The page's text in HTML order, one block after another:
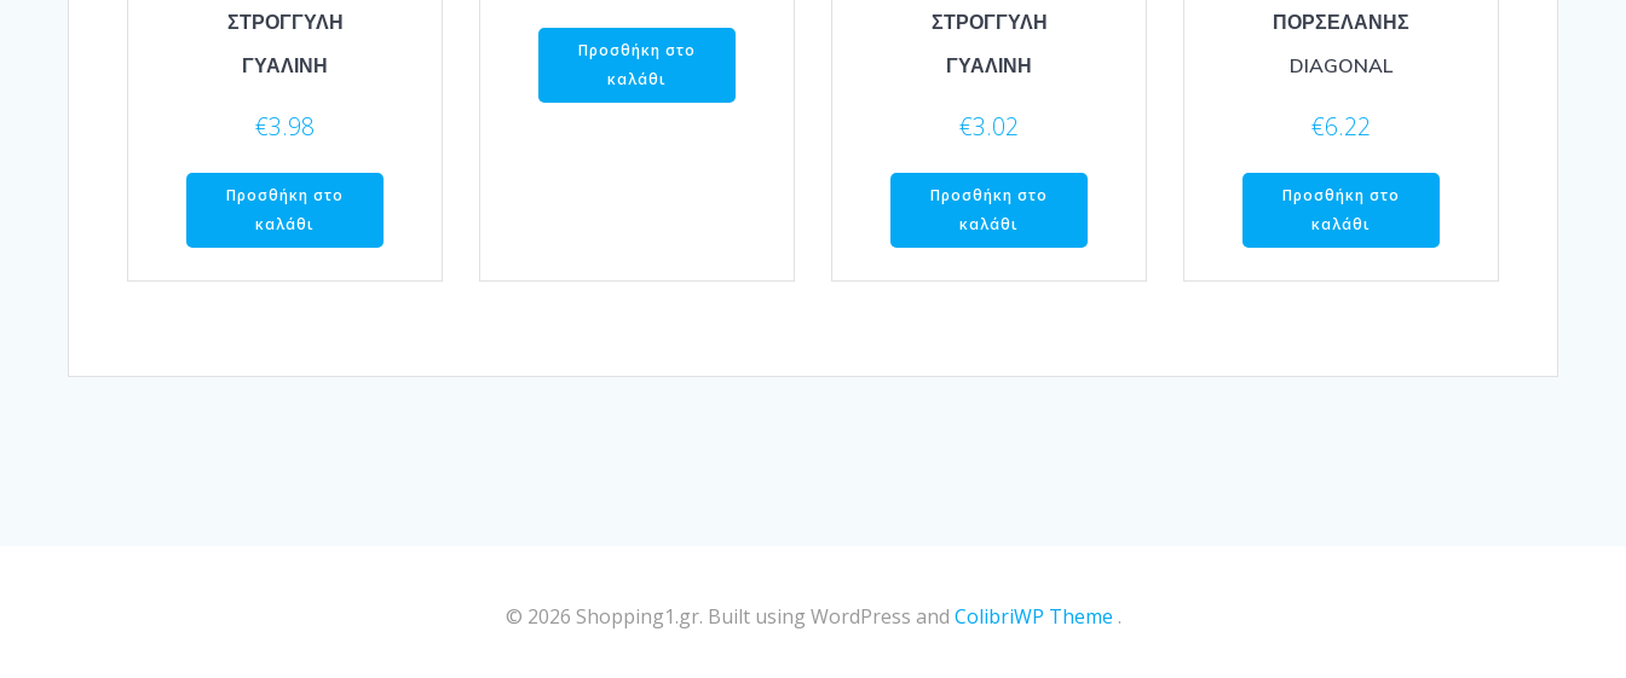
ΣΤΡΟΓΓΥΛΗ
ΓΥΑΛΙΝΗ
€3.98
Προσθήκη στο
καλάθι
Προσθήκη στο
καλάθι
ΣΤΡΟΓΓΥΛΗ
ΓΥΑΛΙΝΗ
€3.02
Προσθήκη στο
καλάθι
ΠΟΡΣΕΛΑΝΗΣ
DIAGONAL
€6.22
Προσθήκη στο
καλάθι
© 2026 Shopping1.gr. Built using WordPress and ColibriWP Theme .